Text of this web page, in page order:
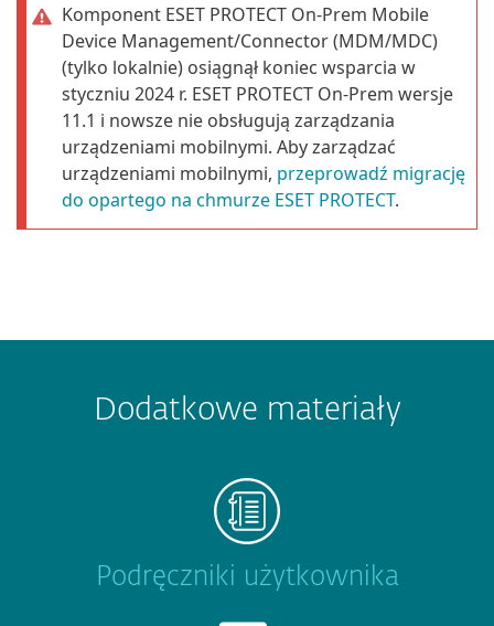
Komponent ESET PROTECT On-Prem Mobile
Device Management/Connector (MDM/MDC)
(tylko lokalnie) osiągnął koniec wsparcia w
styczniu 2024 r. ESET PROTECT On-Prem wersje
11.1 i nowsze nie obsługują zarządzania
urządzeniami mobilnymi. Aby zarządzać
urządzeniami mobilnymi, przeprowadź migrację
do opartego na chmurze ESET PROTECT.
Dodatkowe materiały
Podręczniki użytkownika